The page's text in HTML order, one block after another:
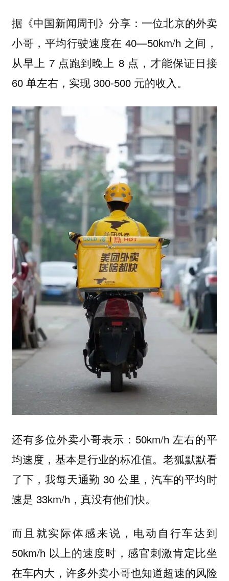
据《中国新闻周刊》分享：一位北京的外卖
小哥，平均行驶速度在 40—50km/h 之间，
从早上 7 点跑到晚上 8 点，才能保证日接
60 单左右，实现 300-500 元的收入。
还有多位外卖小哥表示：50km/h 左右的平
均速度，基本是行业的标准值。老狐默默看
了下，我每天通勤 30 公里，汽车的平均时
速是 33km/h，真没有他们快。
而且就实际体感来说，电动自行车达到
50km/h 以上的速度时，感官刺激肯定比坐
在车内大，许多外卖小哥也知道超速的风险